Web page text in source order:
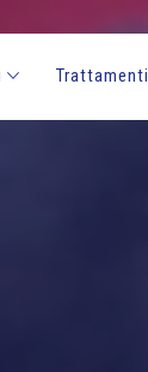
Trattamenti